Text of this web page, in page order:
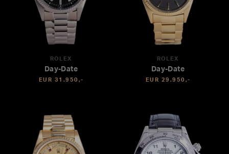
ROLEX
Day-Date
EUR 31.950,-
ROLEX
Day-Date
EUR 29.950,-